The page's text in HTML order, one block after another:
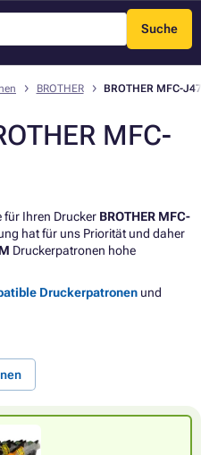
Suche
Menü
BROTHER BROTHER MFC-
MFC-
für Ihren Drucker BROTHER MFC-
hat für uns Priorität und daher
Druckerpatronen hohe
Druckerpatronen und